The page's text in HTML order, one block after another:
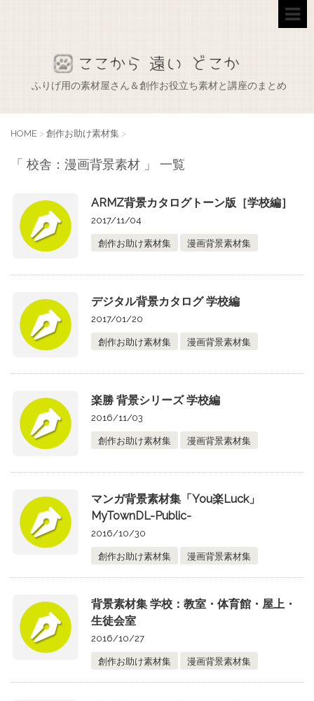
ふりげ用の素材屋さん＆創作お役立ち素材と講座のまとめ
HOME > 創作お助け素材集 >
「 校舎：漫画背景素材 」 一覧
ARMZ背景カタログトーン版［学校編］
2017/11/04
創作お助け素材集 漫画背景素材集
デジタル背景カタログ 学校編
2017/01/20
創作お助け素材集 漫画背景素材集
楽勝 背景シリーズ 学校編
2016/11/03
創作お助け素材集 漫画背景素材集
マンガ背景素材集「You楽Luck」
MyTownDL-Public-
2016/10/30
創作お助け素材集 漫画背景素材集
背景素材集 学校：教室・体育館・屋上・
生徒会室
2016/10/27
創作お助け素材集 漫画背景素材集